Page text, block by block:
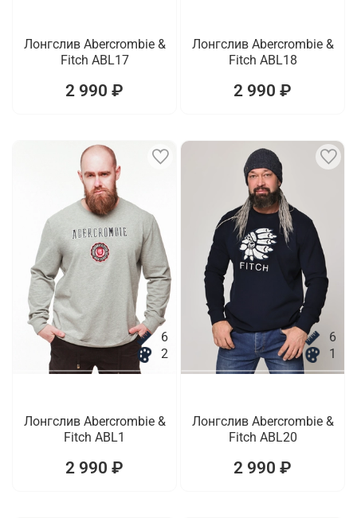
Лонгслив Abercrombie &
Fitch ABL17
2 990 ₽
Лонгслив Abercrombie &
Fitch ABL18
2 990 ₽
6
2
Лонгслив Abercrombie &
Fitch ABL1
2 990 ₽
6
1
Лонгслив Abercrombie &
Fitch ABL20
2 990 ₽